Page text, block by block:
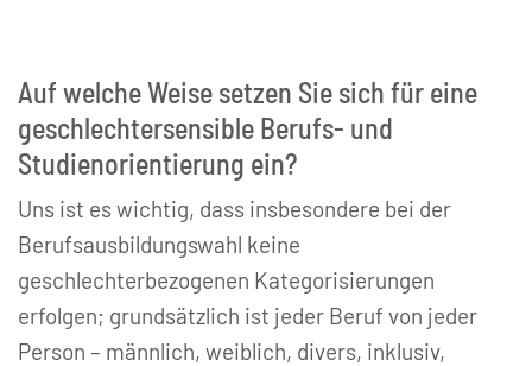
Auf welche Weise setzen Sie sich für eine
geschlechtersensible Berufs- und
Studienorientierung ein?
Uns ist es wichtig, dass insbesondere bei der
Berufsausbildungswahl keine
geschlechterbezogenen Kategorisierungen
erfolgen; grundsätzlich ist jeder Beruf von jeder
Person – männlich, weiblich, divers, inklusiv,